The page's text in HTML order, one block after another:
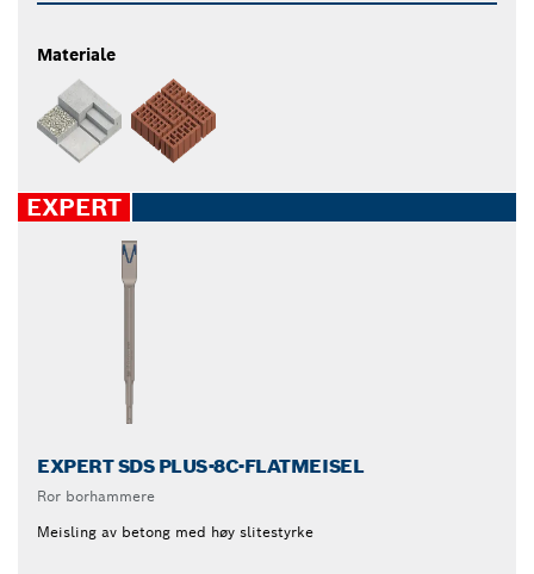
Materiale
EXPERT
EXPERT SDS PLUS-8C-FLATMEISEL
Ror borhammere
Meisling av betong med høy slitestyrke